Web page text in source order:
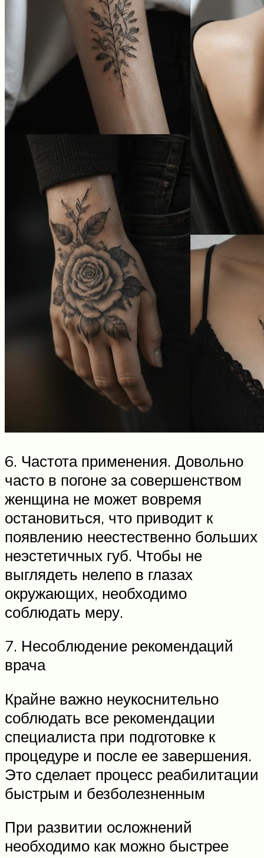
6. Частота применения. Довольно
часто в погоне за совершенством
женщина не может вовремя
остановиться, что приводит к
появлению неестественно больших
неэстетичных губ. Чтобы не
выглядеть нелепо в глазах
окружающих, необходимо
соблюдать меру.
7. Несоблюдение рекомендаций
врача
Крайне важно неукоснительно
соблюдать все рекомендации
специалиста при подготовке к
процедуре и после ее завершения.
Это сделает процесс реабилитации
быстрым и безболезненным
При развитии осложнений
необходимо как можно быстрее